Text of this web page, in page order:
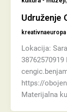
Udruženje
Lokacija:
38762570919
https://
Materijalna